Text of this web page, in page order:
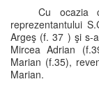
Cu ocazia
reprezentantului
Argeş (f. 37 ) şi s-
Mircea Adrian
Marian (f.35),
Marian.